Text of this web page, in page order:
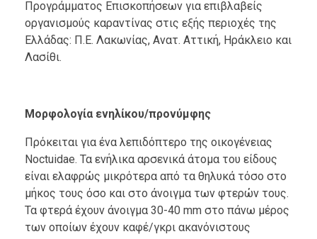
Προγράμματος Επισκοπήσεων για επιβλαβείς
οργανισμούς καραντίνας στις εξής περιοχές της
Ελλάδας: Π.Ε. Λακωνίας, Ανατ. Αττική, Ηράκλειο και
Λασίθι.
Μορφολογία ενηλίκου/προνύμφης
Πρόκειται για ένα λεπιδόπτερο της οικογένειας
Noctuidae. Τα ενήλικα αρσενικά άτομα του είδους
είναι ελαφρώς μικρότερα από τα θηλυκά τόσο στο
μήκος τους όσο και στο άνοιγμα των φτερών τους.
Τα φτερά έχουν άνοιγμα 30-40 mm στο πάνω μέρος
των οποίων έχουν καφέ/γκρι ακανόνιστους